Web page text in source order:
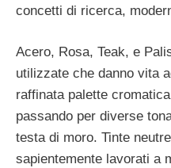
concetti di ricerca,
Acero, Rosa, Teak, e
utilizzate che danno vita
raffinata palette
passando per diverse
testa di moro. Tinte
sapientemente lavorati a